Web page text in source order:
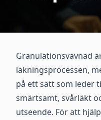
Granulationsvävnad
läkningsprocessen,
på ett sätt som leder
smärtsamt, svårläkt
utseende. För att